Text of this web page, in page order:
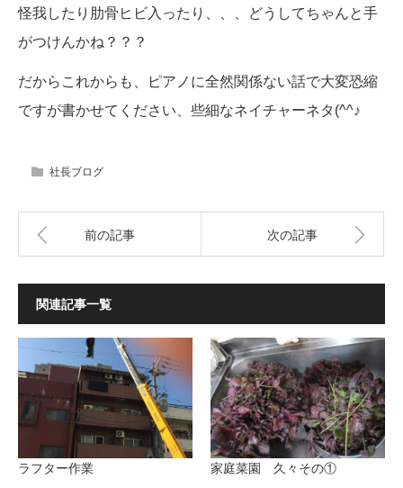
怪我したり肋骨ヒビ入ったり、、、どうしてちゃんと手
がつけんかね？？？
だからこれからも、ピアノに全然関係ない話で大変恐縮
ですが書かせてください、些細なネイチャーネタ(^^♪
社長ブログ
前の記事 次の記事
関連記事一覧
ラフター作業 家庭菜園 久々その①